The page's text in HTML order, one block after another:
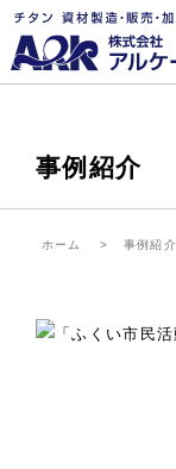
事例紹介
ホーム 事例紹介